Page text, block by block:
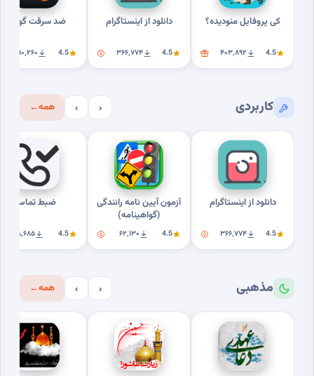
کی پروفایل منودیده؟
4.5 ۴۰۳٬۸۹۲
دانلود از اینستاگرام
4.5 ۳۶۶٬۷۷۴
ضد سرقت گوشی
4.5 ۳۱۰٬۲۶۰
کاربردی ‹
› همه←
دانلود از اینستاگرام
4.5 ۳۶۶٬۷۷۴
آزمون آیین نامه رانندگی
(گواهینامه)
4.5 ۶۲٬۱۳۰
ضبط تماس
4.5 ۸٬۶۸۵
مذهبی ‹
› همه←